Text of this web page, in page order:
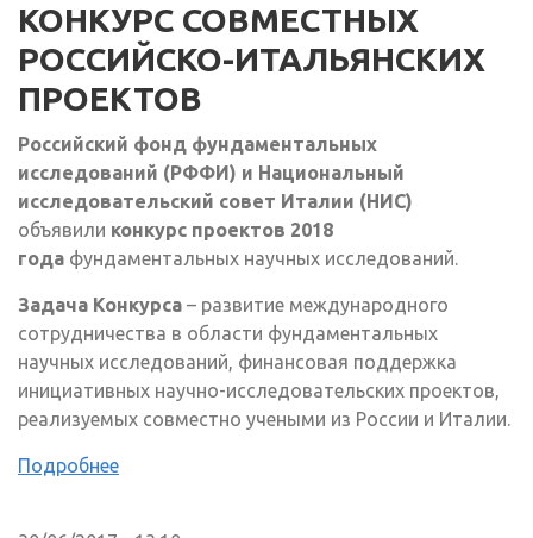
КОНКУРС СОВМЕСТНЫХ
РОССИЙСКО-ИТАЛЬЯНСКИХ
ПРОЕКТОВ
Российский фонд фундаментальных
исследований (РФФИ) и Национальный
исследовательский совет Италии (НИС)
объявили конкурс проектов 2018
года фундаментальных научных исследований.
Задача Конкурса – развитие международного
сотрудничества в области фундаментальных
научных исследований, финансовая поддержка
инициативных научно-исследовательских проектов,
реализуемых совместно учеными из России и Италии.
Подробнее